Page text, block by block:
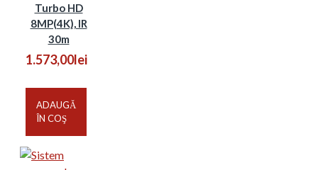
Turbo HD
8MP(4K), IR
30m
1.573,00lei
ADAUGĂ
ÎN COŞ